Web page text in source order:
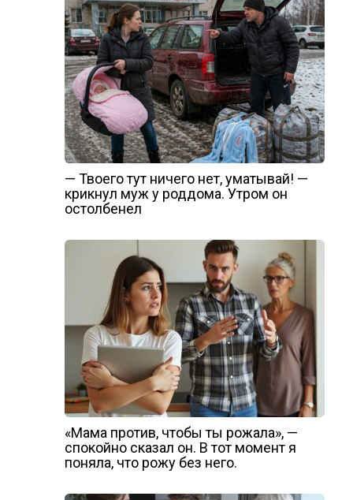
— Твоего тут ничего нет, уматывай! —
крикнул муж у роддома. Утром он
остолбенел
«Мама против, чтобы ты рожала», —
спокойно сказал он. В тот момент я
поняла, что рожу без него.